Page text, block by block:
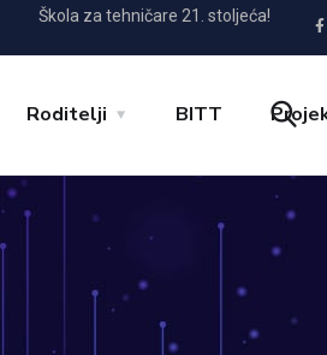
Škola za tehničare 21. stoljeća!
Roditelji BITT